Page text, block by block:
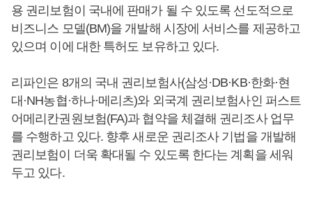
용 권리보험이 국내에 판매가 될 수 있도록 선도적으로
비즈니스 모델(BM)을 개발해 시장에 서비스를 제공하고
있으며 이에 대한 특허도 보유하고 있다.
리파인은 8개의 국내 권리보험사(삼성·DB·KB·한화·현
대·NH농협·하나·메리츠)와 외국계 권리보험사인 퍼스트
어메리칸권원보험(FA)과 협약을 체결해 권리조사 업무
를 수행하고 있다. 향후 새로운 권리조사 기법을 개발해
권리보험이 더욱 확대될 수 있도록 한다는 계획을 세워
두고 있다.